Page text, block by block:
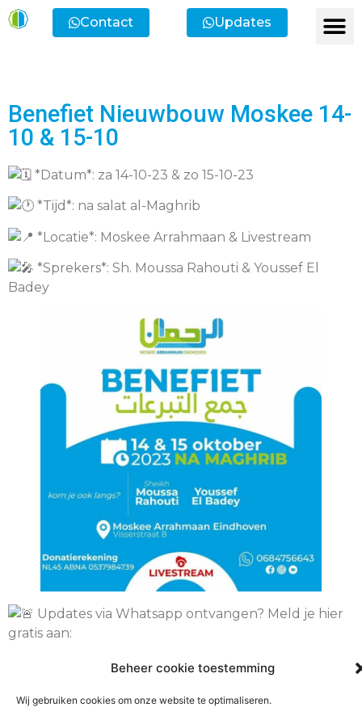
Beheer cookie toestemming
Wij gebruiken cookies om onze website te optimaliseren.
Contact Updates
Benefiet Nieuwbouw Moskee 14-
10 & 15-10
*Datum*: za 14-10-23 & zo 15-10-23
*Tijd*: na salat al-Maghrib
*Locatie*: Moskee Arrahmaan & Livestream
*Sprekers*: Sh. Moussa Rahouti & Youssef El
Badey
Updates via Whatsapp ontvangen? Meld je hier
gratis aan:
https://chat.whatsapp.com/